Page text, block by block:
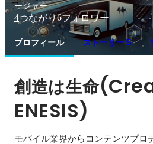
ージャー
4つながり6フォロワー
プロフィール ストーリー 5
創造は生命
ENESIS)
モバイル業界からコンテンツプロ